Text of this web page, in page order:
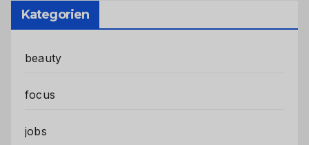
Kategorien
beauty
focus
jobs